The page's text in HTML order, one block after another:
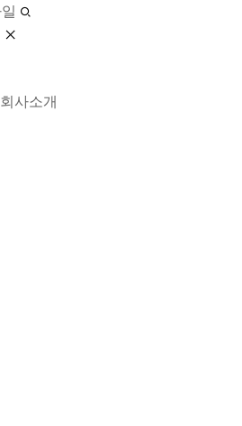
회사소개